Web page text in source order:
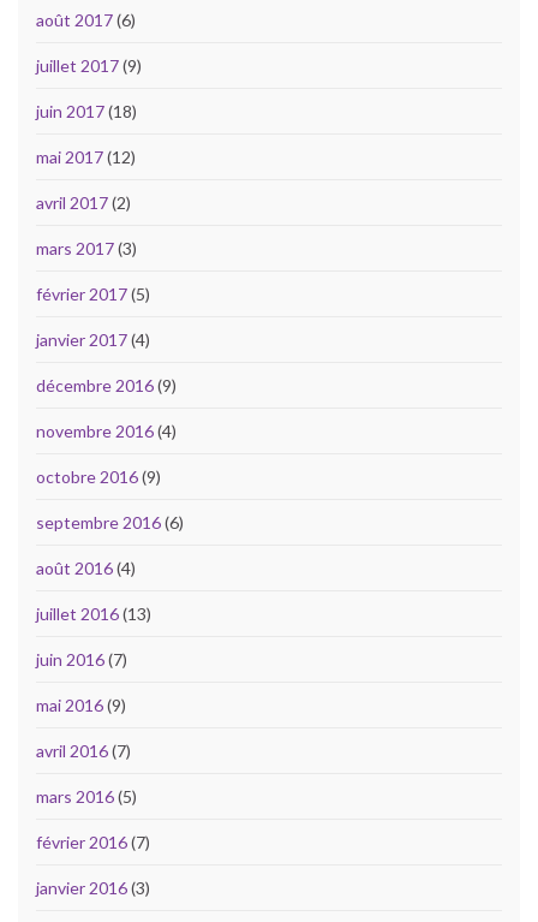
août 2017(6)
juillet 2017(9)
juin 2017(18)
mai 2017(12)
avril 2017(2)
mars 2017(3)
février 2017(5)
janvier 2017(4)
décembre 2016(9)
novembre 2016(4)
octobre 2016(9)
septembre 2016(6)
août 2016(4)
juillet 2016(13)
juin 2016(7)
mai 2016(9)
avril 2016(7)
mars 2016(5)
février 2016(7)
janvier 2016(3)